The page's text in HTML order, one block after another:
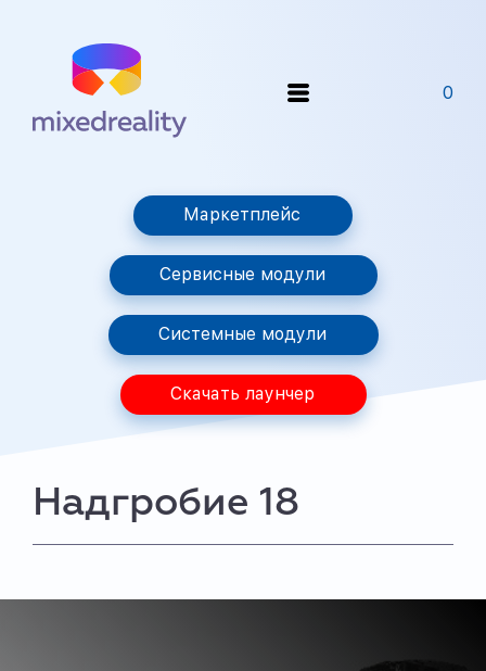
0
Маркетплейс
Сервисные модули
Системные модули
Скачать лаунчер
Надгробие 18